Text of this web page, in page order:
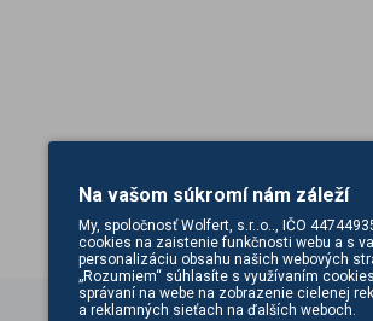
Na vašom súkromí nám záleží
My, spoločnosť Wolfert, s.r..o.., IČO
cookies na zaistenie funkčnosti webu a s
personalizáciu obsahu našich webových
„Rozumiem“ súhlasíte s využívaním
správaní na webe na zobrazenie cielenej
a reklamných sieťach na ďalších weboch.